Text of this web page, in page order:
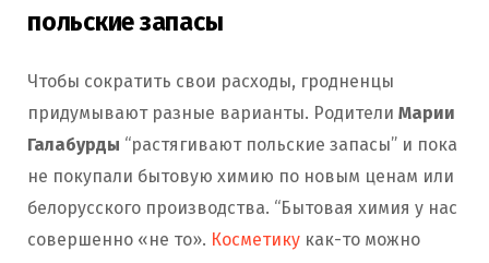
польские запасы
Чтобы сократить свои расходы, гродненцы
придумывают разные варианты. Родители Марии
Галабурды “растягивают польские запасы” и пока
не покупали бытовую химию по новым ценам или
белорусского производства. “Бытовая химия у нас
совершенно «не то». Косметику как-то можно